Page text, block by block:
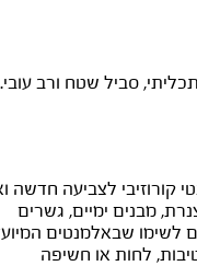
סביל שטח ורב עובי.
קורוזיבי לצביעה חדשה
מבנים ימיים, גשרים
לשימו שבאלמנטים
לחות או חשיפה